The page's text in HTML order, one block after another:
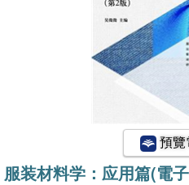
預
服装材料学：应用篇(電